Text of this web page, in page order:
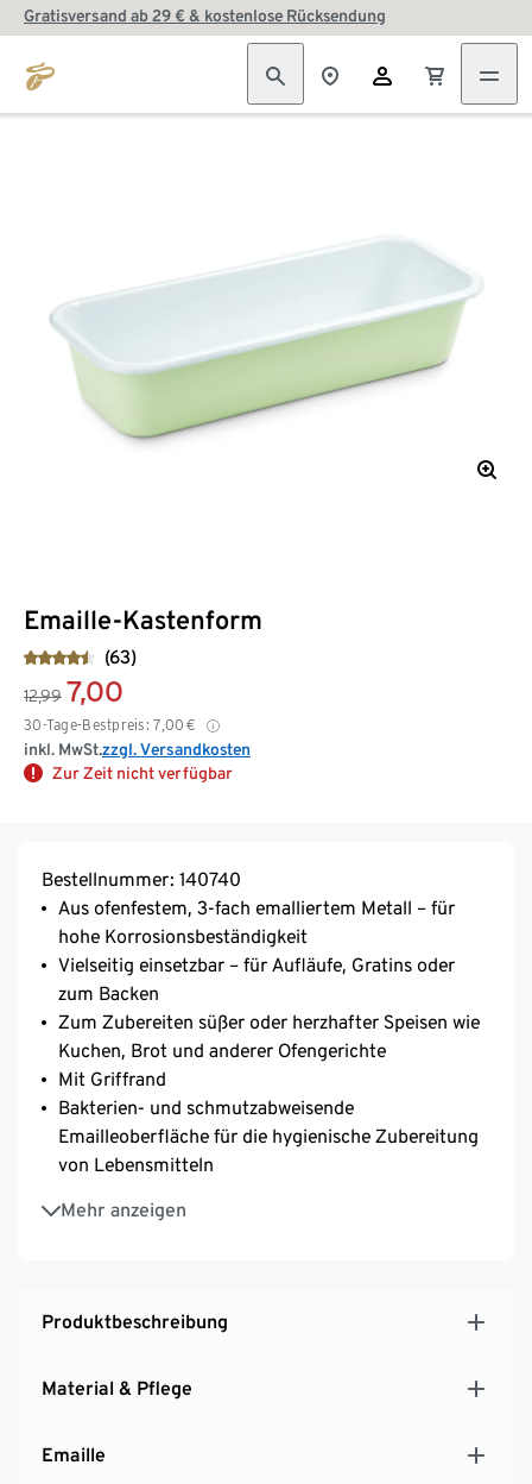
Gratisversand ab 29 € & kostenlose Rücksendung
Emaille-Kastenform
(63)
12,99 7,00
30-Tage-Bestpreis: 7,00 €
inkl. MwSt.zzgl. Versandkosten
Zur Zeit nicht verfügbar
Bestellnummer: 140740
Aus ofenfestem, 3-fach emalliertem Metall – für
hohe Korrosionsbeständigkeit
Vielseitig einsetzbar – für Aufläufe, Gratins oder
zum Backen
Zum Zubereiten süßer oder herzhafter Speisen wie
Kuchen, Brot und anderer Ofengerichte
Mit Griffrand
Bakterien- und schmutzabweisende
Emailleoberfläche für die hygienische Zubereitung
von Lebensmitteln
Mehr anzeigen
Geschmacks- und geruchsneutral sowie resistent
gegen Fruchtsäure
Produktbeschreibung
Material & Pflege
Emaille